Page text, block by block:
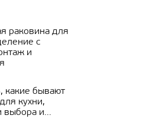
раковина для
с
и
какие бывают
кухни,
выбора и...